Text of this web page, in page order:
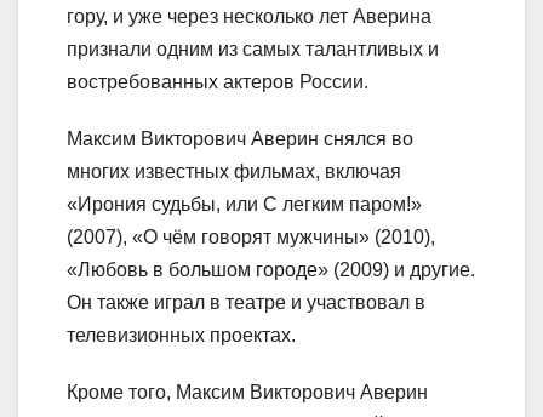
гору, и уже через несколько лет Аверина
признали одним из самых талантливых и
востребованных актеров России.
Максим Викторович Аверин снялся во
многих известных фильмах, включая
«Ирония судьбы, или С легким паром!»
(2007), «О чём говорят мужчины» (2010),
«Любовь в большом городе» (2009) и другие.
Он также играл в театре и участвовал в
телевизионных проектах.
Кроме того, Максим Викторович Аверин